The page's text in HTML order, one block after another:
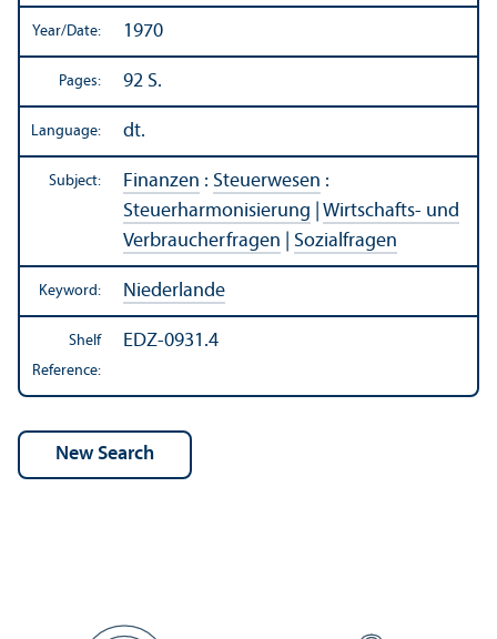
Year/Date: 1970
Pages: 92 S.
Language: dt.
Subject: Finanzen : Steuerwesen :
Steuerharmonisierung
Wirtschafts- und
Verbraucherfragen
Sozialfragen
Keyword: Niederlande
Shelf
Reference:
EDZ-0931.4